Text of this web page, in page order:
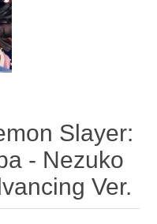
Slayer:
- Nezuko
Ver.